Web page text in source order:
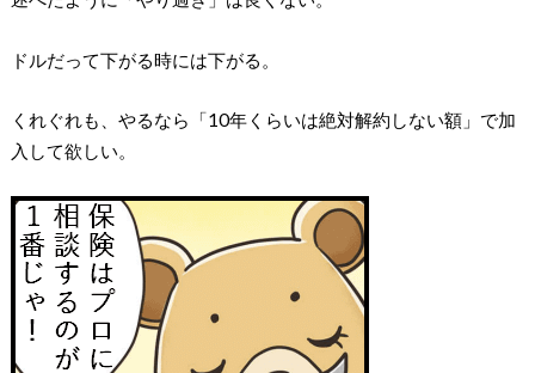
ドルだって下がる時には下がる。
くれぐれも、やるなら「10年くらいは絶対解約しない額」で加
入して欲しい。